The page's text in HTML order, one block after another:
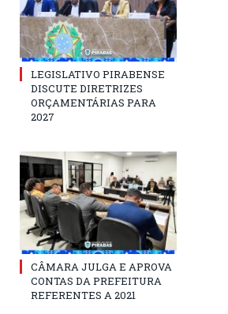
LEGISLATIVO PIRABENSE
DISCUTE DIRETRIZES
ORÇAMENTÁRIAS PARA
2027
CÂMARA JULGA E APROVA
CONTAS DA PREFEITURA
REFERENTES A 2021